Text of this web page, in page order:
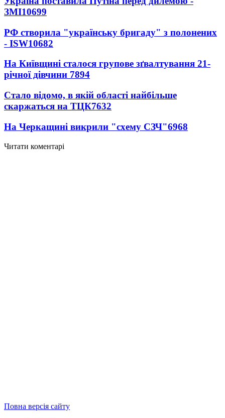
ЗМІ10699
РФ створила "українську бригаду" з полонених
- ISW10682
На Київщині сталося групове зґвалтування 21-
річної дівчини 7894
Стало відомо, в якій області найбільше
скаржаться на ТЦК7632
На Черкащині викрили "схему СЗЧ"6968
Читати коментарі
Повна версія сайту